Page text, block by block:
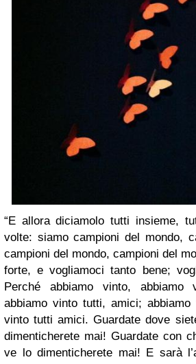
“E allora diciamolo tutti insieme,
volte: siamo campioni del mondo,
campioni del mondo, campioni del
forte, e vogliamoci tanto bene;
Perché abbiamo vinto, abbiamo
abbiamo vinto tutti, amici;
vinto tutti amici. Guardate dove
dimenticherete mai! Guardate con
ve lo dimenticherete mai! E sarà